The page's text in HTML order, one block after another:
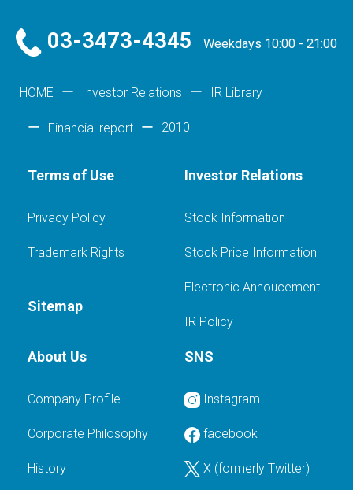
03-3473-4345Weekdays 10:00 - 21:00
HOME Investor Relations IR Library
Financial report 2010
Terms of Use
Privacy Policy
Trademark Rights
Sitemap
Investor Relations
Stock Information
Stock Price Information
Electronic Annoucement
IR Policy
About Us
Company Profile
Corporate Philosophy
History
SNS
Instagram
facebook
X (formerly Twitter)